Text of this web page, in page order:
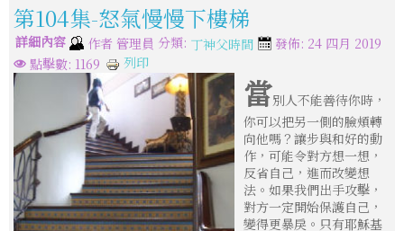
第104集-怒氣慢慢下樓梯
詳細內容 作者 管理員 分類: 丁神父時間
發佈: 24 四月 2019
點擊數: 1169
列印
當別人不能善待你時，
你可以把另一側的臉頰轉
向他嗎？讓步與和好的動
作，可能令對方想一想，
反省自己，進而改變想
法。如果我們出手攻擊，
對方一定開始保護自己，
變得更暴戾。只有耶穌基